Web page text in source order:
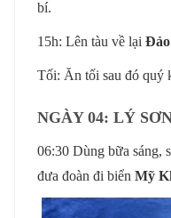
bí.
15h: Lên tàu về lại
Tối: Ăn tối sau đó quý
NGÀY 04: LÝ
06:30 Dùng bữa sáng,
đưa đoàn đi biển Mỹ